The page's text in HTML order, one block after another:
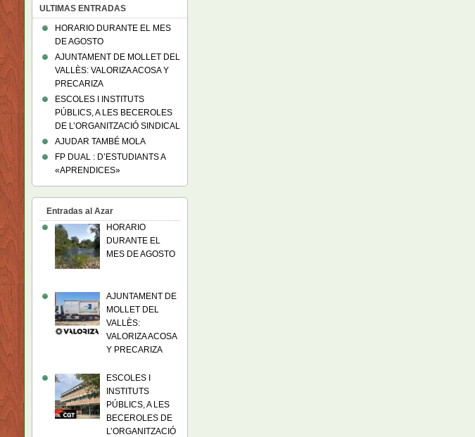
ULTIMAS ENTRADAS
HORARIO DURANTE EL MES
DE AGOSTO
AJUNTAMENT DE MOLLET DEL
VALLÈS: VALORIZA ACOSA Y
PRECARIZA
ESCOLES I INSTITUTS
PÚBLICS, A LES BECEROLES
DE L’ORGANITZACIÓ SINDICAL
AJUDAR TAMBÉ MOLA
FP DUAL : D’ESTUDIANTS A
«APRENDICES»
Entradas al Azar
HORARIO
DURANTE EL
MES DE AGOSTO
AJUNTAMENT DE
MOLLET DEL
VALLÈS:
VALORIZA ACOSA
Y PRECARIZA
ESCOLES I
INSTITUTS
PÚBLICS, A LES
BECEROLES DE
L’ORGANITZACIÓ